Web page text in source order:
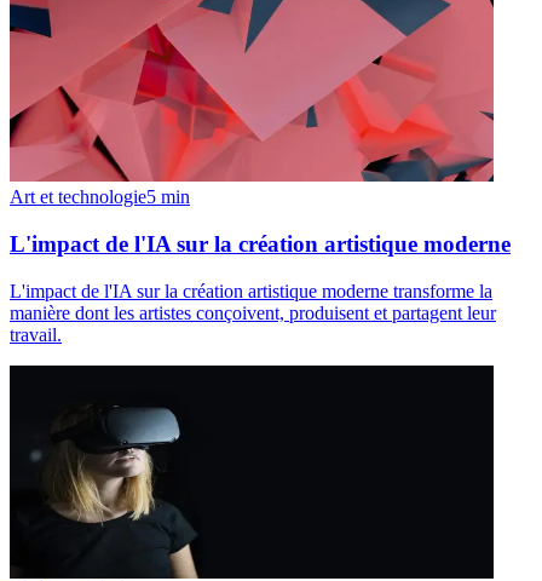
Art et technologie5 min
L'impact de l'IA sur la création artistique moderne
L'impact de l'IA sur la création artistique moderne transforme la
manière dont les artistes conçoivent, produisent et partagent leur
travail.